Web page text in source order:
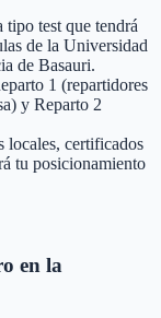
test que tendrá
de la Universidad
de Basauri.
1 (repartidores
y Reparto 2
locales, certificados
tu posicionamiento
en la